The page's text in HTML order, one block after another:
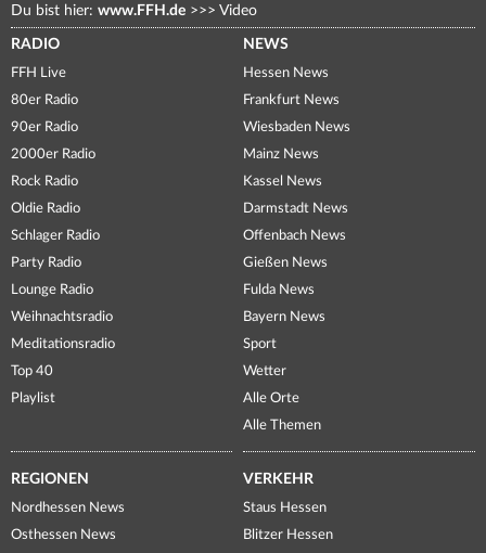
Du bist hier: www.FFH.de >>> Video
RADIO
FFH Live
80er Radio
90er Radio
2000er Radio
Rock Radio
Oldie Radio
Schlager Radio
Party Radio
Lounge Radio
Weihnachtsradio
Meditationsradio
Top 40
Playlist
NEWS
Hessen News
Frankfurt News
Wiesbaden News
Mainz News
Kassel News
Darmstadt News
Offenbach News
Gießen News
Fulda News
Bayern News
Sport
Wetter
Alle Orte
Alle Themen
REGIONEN
Nordhessen News
Osthessen News
VERKEHR
Staus Hessen
Blitzer Hessen